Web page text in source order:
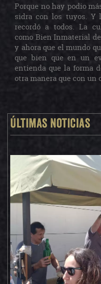
Porque no hay podio
sidra con los tuyos. Y
recordó a todos. La
como Bien Inmaterial
y ahora que el mundo
que bien que en un
entienda que la forma
otra manera que con un
Últimas noticias